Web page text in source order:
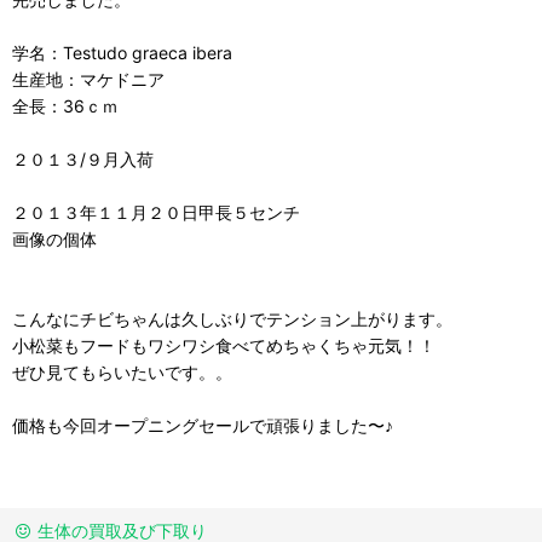
学名：Testudo graeca ibera
生産地：マケドニア
全長：36ｃｍ
２０１３/９月入荷
２０１３年１１月２０日甲長５センチ
画像の個体
こんなにチビちゃんは久しぶりでテンション上がります。
小松菜もフードもワシワシ食べてめちゃくちゃ元気！！
ぜひ見てもらいたいです。。
価格も今回オープニングセールで頑張りました〜♪
生体の買取及び下取り